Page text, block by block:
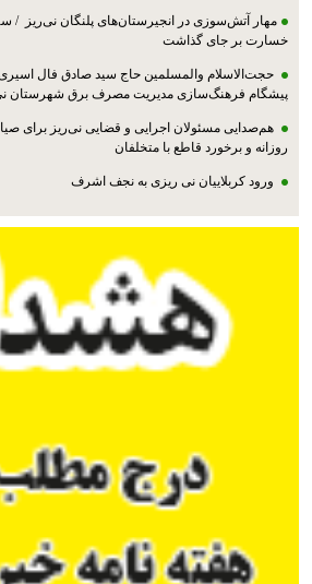
خسارت بر جای گذاشت
حجت‌الاسلام والمسلمین حاج سید صادق فال اسیری
پیشگام فرهنگ‌سازی مدیریت مصرف برق شهرستان
هم‌صدایی مسئولان اجرایی و قضایی نی‌ریز برای
روزانه و برخورد قاطع با متخلفان
ورود کربلاییان نی ریزی به نجف اشرف